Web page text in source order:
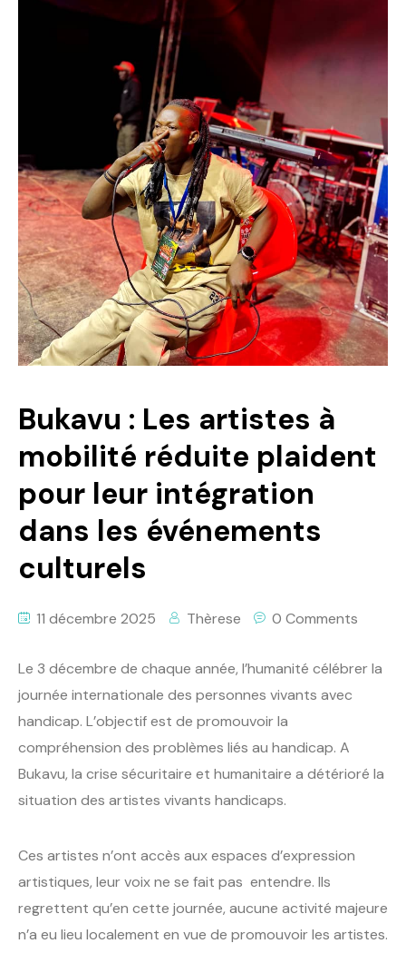
Politique
Technologies
Entreprenariat
Bukavu : Les artistes à
mobilité réduite plaident
pour leur intégration
dans les événements
culturels
11 décembre 2025 Thèrese 0 Comments
Le 3 décembre de chaque année, l’humanité célébrer la
journée internationale des personnes vivants avec
handicap. L’objectif est de promouvoir la
compréhension des problèmes liés au handicap. A
Bukavu, la crise sécuritaire et humanitaire a détérioré la
situation des artistes vivants handicaps.
Ces artistes n’ont accès aux espaces d’expression
artistiques, leur voix ne se fait pas entendre. Ils
regrettent qu’en cette journée, aucune activité majeure
n’a eu lieu localement en vue de promouvoir les artistes.